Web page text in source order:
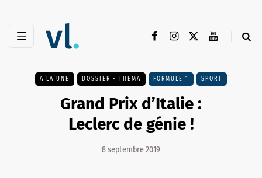
A LA UNE DOSSIER - THEMA FORMULE 1 SPORT
Grand Prix d’Italie :
Leclerc de génie !
8 septembre 2019